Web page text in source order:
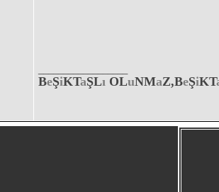
BeŞiKTaŞLı OLuNMaZ,BeŞiKT